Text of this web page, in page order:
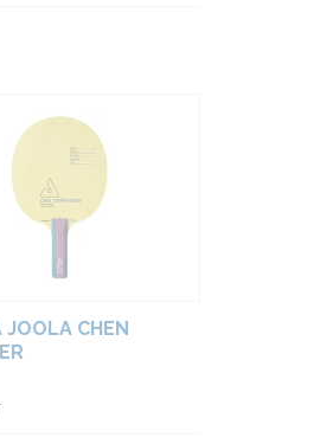
JOOLA CHEN